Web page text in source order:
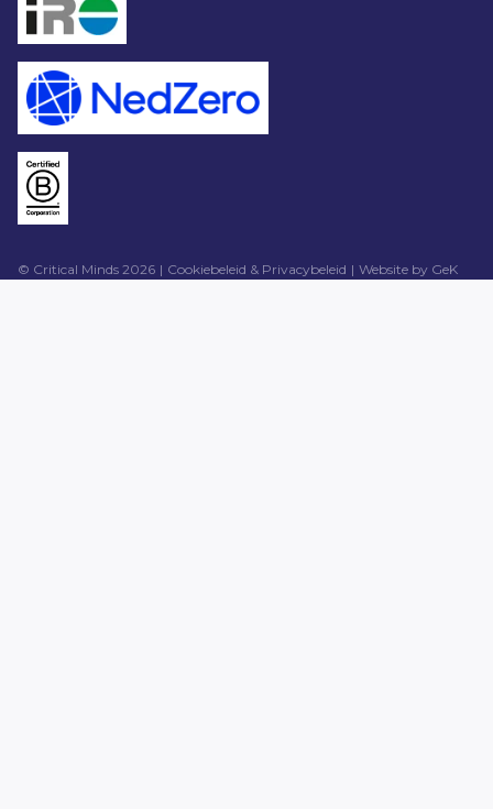
© Critical Minds 2026 Cookiebeleid & Privacybeleid Website by GeK